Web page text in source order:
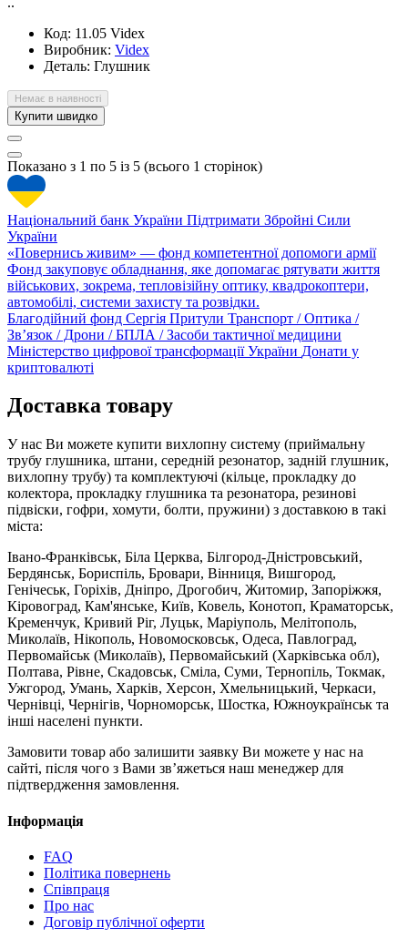
Код: 11.05 Videx
Виробник: Videx
Деталь: Глушник
Немає в наявності
Купити швидко
Показано з 1 по 5 із 5 (всього 1 сторінок)
Національний банк України Підтримати Збройні Сили
України
«Повернись живим» — фонд компетентної допомоги армії
Фонд закуповує обладнання, яке допомагає рятувати життя
військових, зокрема, тепловізійну оптику, квадрокоптери,
автомобілі, системи захисту та розвідки.
Благодійний фонд Сергія Притули Транспорт / Оптика /
Зв’язок / Дрони / БПЛА / Засоби тактичної медицини
Міністерство цифрової трансформації України Донати у
криптовалюті
Доставка товару
У нас Ви можете купити вихлопну систему (приймальну
трубу глушника, штани, середній резонатор, задній глушник,
вихлопну трубу) та комплектуючі (кільце, прокладку до
колектора, прокладку глушника та резонатора, резинові
підвіски, гофри, хомути, болти, пружини) з доставкою в такі
міста:
Івано-Франківськ, Біла Церква, Білгород-Дністровський,
Бердянськ, Бориспіль, Бровари, Вінниця, Вишгород,
Генічеськ, Горіхів, Дніпро, Дрогобич, Житомир, Запоріжжя,
Кіровоград, Кам'янське, Київ, Ковель, Конотоп, Краматорськ,
Кременчук, Кривий Ріг, Луцьк, Маріуполь, Мелітополь,
Миколаїв, Нікополь, Новомосковськ, Одеса, Павлоград,
Первомайськ (Миколаїв), Первомайський (Харківська обл),
Полтава, Рівне, Скадовськ, Сміла, Суми, Тернопіль, Токмак,
Ужгород, Умань, Харків, Херсон, Хмельницький, Черкаси,
Чернівці, Чернігів, Чорноморськ, Шостка, Южноукраїнськ та
інші населені пункти.
Замовити товар або залишити заявку Ви можете у нас на
сайті, після чого з Вами зв’яжеться наш менеджер для
підтвердження замовлення.
Інформація
FAQ
Політика повернень
Співпраця
Про нас
Договір публічної оферти